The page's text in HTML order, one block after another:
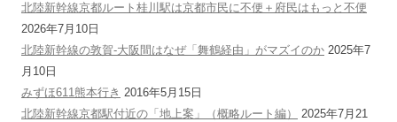
北陸新幹線京都ルート桂川駅は京都市民に不便＋府民はもっと不便
2026年7月10日
北陸新幹線の敦賀-大阪間はなぜ「舞鶴経由」がマズイのか 2025年7
月10日
みずほ611熊本行き 2016年5月15日
北陸新幹線京都駅付近の「地上案」（概略ルート編）
2025年7月21